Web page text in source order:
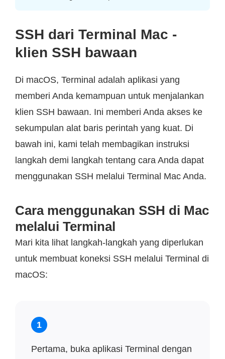
SSH dari Terminal Mac -
klien SSH bawaan
Di macOS, Terminal adalah aplikasi yang
memberi Anda kemampuan untuk menjalankan
klien SSH bawaan. Ini memberi Anda akses ke
sekumpulan alat baris perintah yang kuat. Di
bawah ini, kami telah membagikan instruksi
langkah demi langkah tentang cara Anda dapat
menggunakan SSH melalui Terminal Mac Anda.
Cara menggunakan SSH di Mac
melalui Terminal
Mari kita lihat langkah-langkah yang diperlukan
untuk membuat koneksi SSH melalui Terminal di
macOS:
1
Pertama, buka aplikasi Terminal dengan